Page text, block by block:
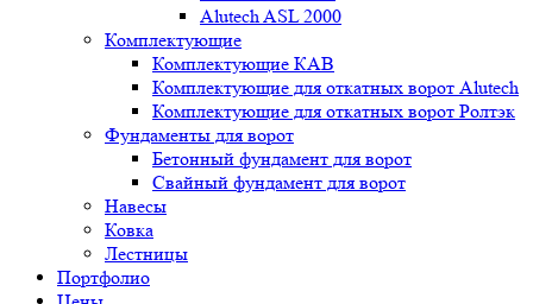
Alutech ASL 2000
Комплектующие
Комплектующие КАВ
Комплектующие для откатных ворот Alutech
Комплектующие для откатных ворот Ролтэк
Фундаменты для ворот
Бетонный фундамент для ворот
Свайный фундамент для ворот
Навесы
Ковка
Лестницы
Портфолио